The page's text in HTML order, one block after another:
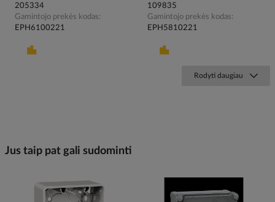
205334
Gamintojo prekės kodas
EPH6100221
109835
Gamintojo prekės kodas
EPH5810221
Rodyti daugiau
Jus taip pat gali sudominti